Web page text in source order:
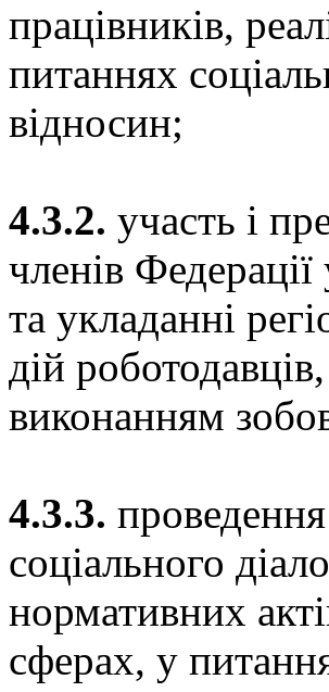
працівників,
питаннях
відносин;
4.3.2. участь і
членів
та укладанні
дій
виконанням
4.3.3.
соціального
нормативних
сферах, у